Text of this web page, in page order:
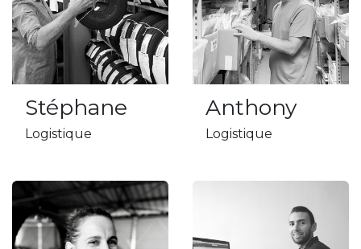
Stéphane
Logistique
Anthony
Logistique